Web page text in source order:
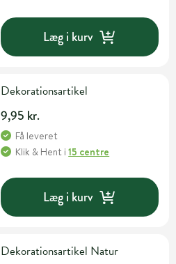
Læg i kurv
Dekorationsartikel
9,95 kr.
Få leveret
Klik & Hent i15 centre
Læg i kurv
Dekorationsartikel Natur